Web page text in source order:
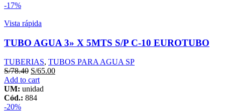
10
quantity
-17%
Vista rápida
TUBO AGUA 3» X 5MTS S/P C-10 EUROTUBO
TUBERIAS, TUBOS PARA AGUA SP
S/78.40 S/65.00
Add to cart
UM: unidad
Cód.: 884
-20%